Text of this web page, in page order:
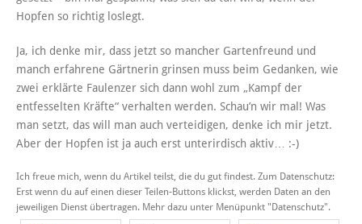
Hopfen so richtig loslegt.
Ja, ich denke mir, dass jetzt so mancher Gartenfreund und
manch erfahrene Gärtnerin grinsen muss beim Gedanken, wie
zwei erklärte Faulenzer sich dann wohl zum „Kampf der
entfesselten Kräfte“ verhalten werden. Schau’n wir mal! Was
man setzt, das will man auch verteidigen, denke ich mir jetzt.
Aber der Hopfen ist ja auch erst unterirdisch aktiv… :-)
Ich freue mich, wenn du Artikel teilst, die du gut findest. Zum Datenschutz:
Erst wenn du auf einen dieser Teilen-Buttons klickst, werden Daten an den
jeweiligen Dienst übertragen. Mehr dazu unter Menüpunkt "Datenschutz".